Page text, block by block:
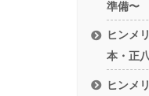
準備〜
ヒンメ
本・正
ヒンメ